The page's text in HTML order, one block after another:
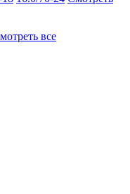
все